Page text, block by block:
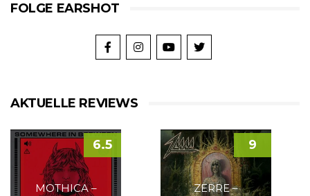
FOLGE EARSHOT
AKTUELLE REVIEWS
MOTHICA –
6.5
ZERRE –
9